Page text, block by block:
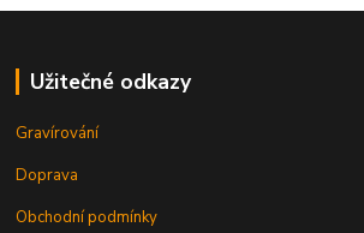
Užitečné odkazy
Gravírování
Doprava
Obchodní podmínky